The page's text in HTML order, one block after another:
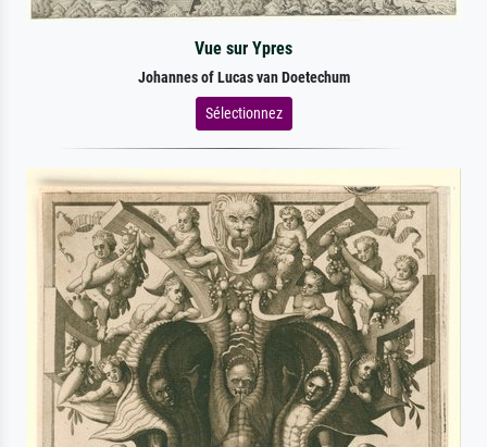
Vue sur Ypres
Johannes of Lucas van Doetechum
Sélectionnez